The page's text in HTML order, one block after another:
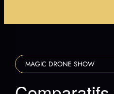
MAGIC DRONE SHOW